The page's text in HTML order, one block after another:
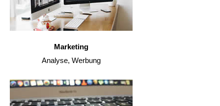
Marketing
Analyse, Werbung